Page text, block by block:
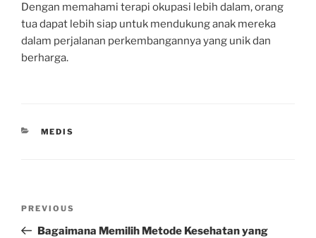
Dengan memahami terapi okupasi lebih dalam, orang
tua dapat lebih siap untuk mendukung anak mereka
dalam perjalanan perkembangannya yang unik dan
berharga.
CATEGORIES
MEDIS
Previous
Post
PREVIOUS
Bagaimana Memilih Metode Kesehatan yang